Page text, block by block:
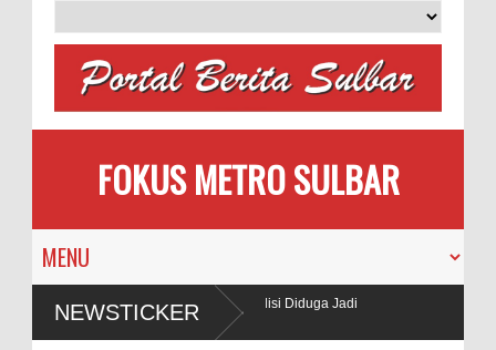
FOKUS METRO SULBAR
NEWSTICKER
BBM Subsidi, Oknum TNI dan Polisi Diduga Jadi